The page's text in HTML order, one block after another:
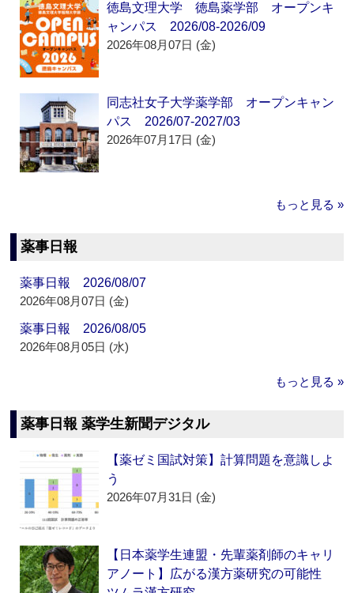
徳島文理大学 徳島薬学部 オープンキ
ャンパス 2026/08-2026/09
2026年08月07日 (金)
同志社女子大学薬学部 オープンキャン
パス 2026/07-2027/03
2026年07月17日 (金)
もっと見る »
薬事日報
薬事日報 2026/08/07
2026年08月07日 (金)
薬事日報 2026/08/05
2026年08月05日 (水)
もっと見る »
薬事日報 薬学生新聞デジタル
【薬ゼミ国試対策】計算問題を意識しよ
う
2026年07月31日 (金)
【日本薬学生連盟・先輩薬剤師のキャリ
アノート】広がる漢方薬研究の可能性